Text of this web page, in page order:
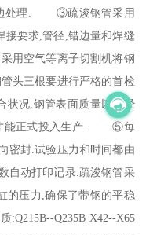
边处理. ③疏浚钢管采用
接要求,管径,错边量和焊缝
空气等离子切割机将钢
头三根要进行严格的首检
状况,钢管表面质量以及经
,才能正式投入生产. ⑤每
密封.试验压力和时间都由
自动打印记录.疏浚钢管采
的压力,确保了带钢的平稳
Q235B X42--X65